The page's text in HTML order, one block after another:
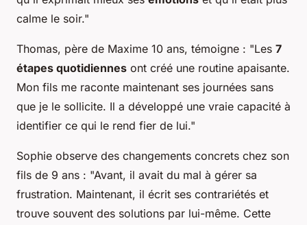
calme le soir."
Thomas, père de Maxime 10 ans, témoigne : "Les 7
étapes quotidiennes ont créé une routine apaisante.
Mon fils me raconte maintenant ses journées sans
que je le sollicite. Il a développé une vraie capacité à
identifier ce qui le rend fier de lui."
Sophie observe des changements concrets chez son
fils de 9 ans : "Avant, il avait du mal à gérer sa
frustration. Maintenant, il écrit ses contrariétés et
trouve souvent des solutions par lui-même. Cette